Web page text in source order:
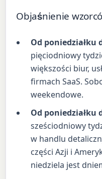
Objaśnienie
Od poniedziałku
pięciodniowy
większości biur,
firmach SaaS.
weekendowe.
Od poniedziałku
sześciodniowy
w handlu
części Azji i
niedziela jest